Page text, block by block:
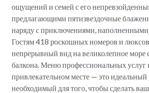
ощущений и семей с его
предлагающими пятизвездочные
наряду с приключениями, наполненными
Гостям 418 роскошных номеров и люксов
непрерывный вид на великолепное море
балкона. Меню профессиональных услуг
привлекательном месте — это идеальный
необходимый для того, чтобы сделать